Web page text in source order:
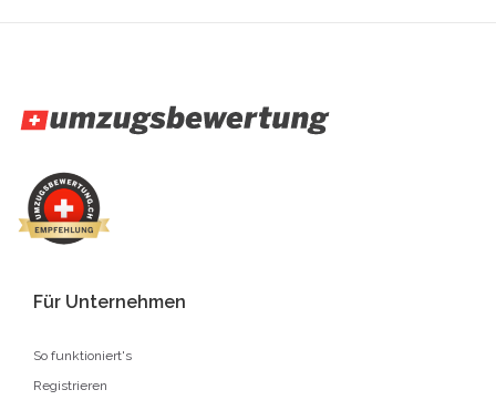
Für Unternehmen
So funktioniert's
Registrieren